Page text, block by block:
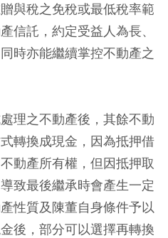
與稅之免稅或最低稅率範
信託，約定受益人為長、
時亦能繼續掌控不動產之
理之不動產後，其餘不動
轉換成現金，因為抵押借
動產所有權，但因抵押取
致最後繼承時會產生一定
性質及陳董自身條件予以
後，部分可以選擇再轉換